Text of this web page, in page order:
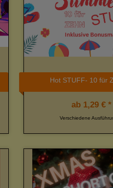
Hot STUFF- 10 für
ab 1,29 € *
Verschiedene